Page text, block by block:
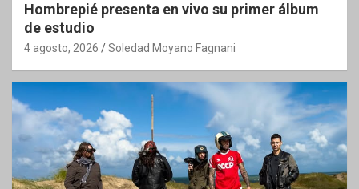
Hombrepié presenta en vivo su primer álbum
de estudio
4 agosto, 2026 Soledad Moyano Fagnani